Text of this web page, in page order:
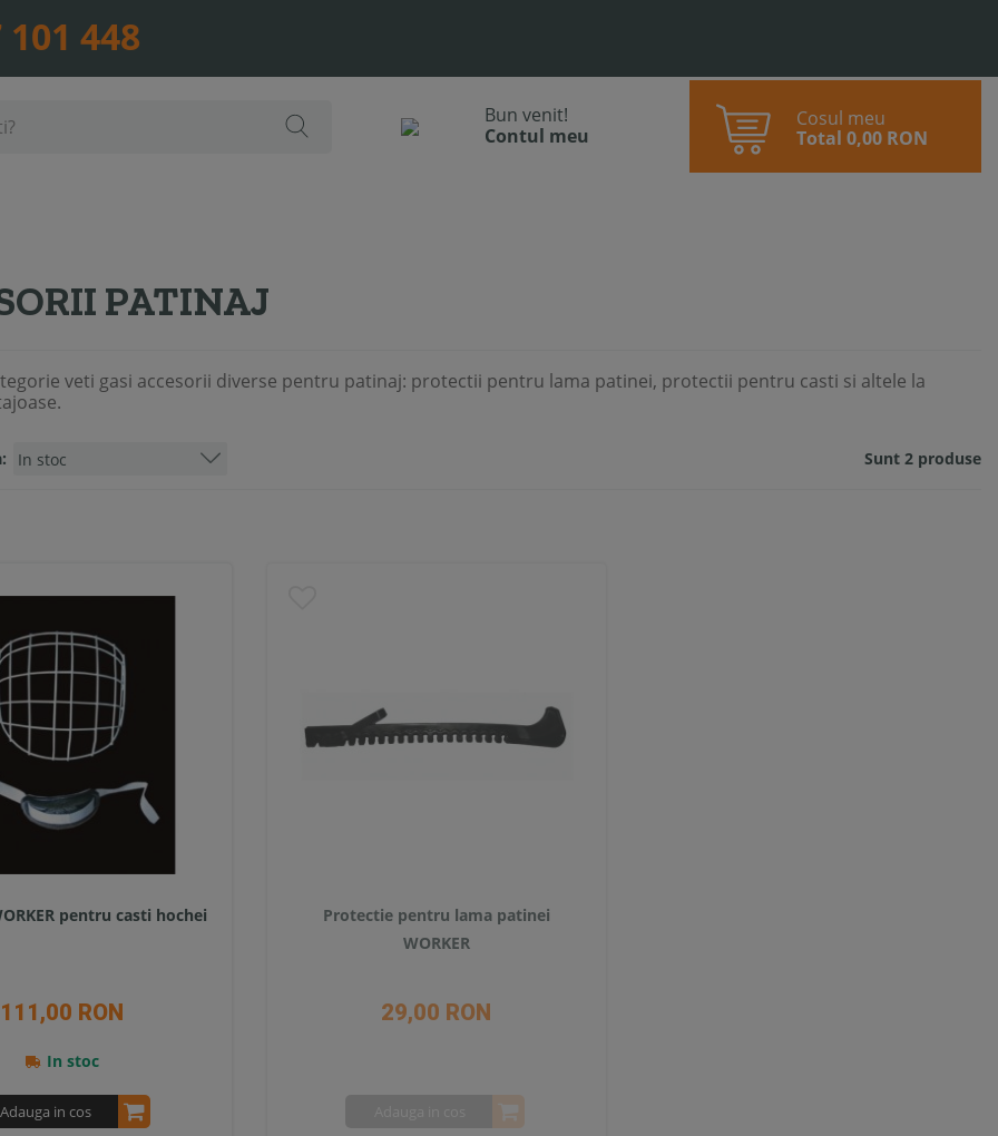
101 448
bun venit!
contul meu
Cosul meu
Total 0,00 RON
PATINAJ
veti gasi accesorii diverse pentru patinaj: protectii pentru lama patinei, protectii pentru casti si altele la
Sunt 2 produse
pentru casti hochei
111,00 RON
In stoc
Adauga in cos
Protectie pentru lama patinei
WORKER
29,00 RON